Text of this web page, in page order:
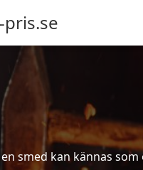
pris.se
smed kan kännas